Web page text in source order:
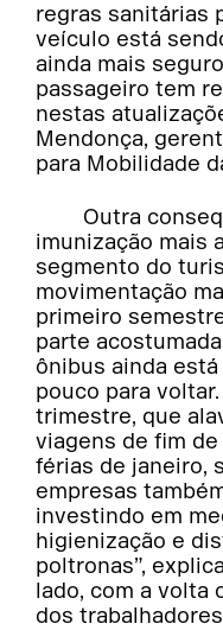
regras sanitárias
veículo está
ainda mais
passageiro tem
nestas
Mendonça,
para Mobilidade
Outra
imunização mais
segmento do
movimentação
primeiro
parte
ônibus ainda
pouco para
trimestre, que
viagens de fim
férias de janeiro,
empresas
investindo em
higienização e
poltronas”,
lado, com a volta
dos